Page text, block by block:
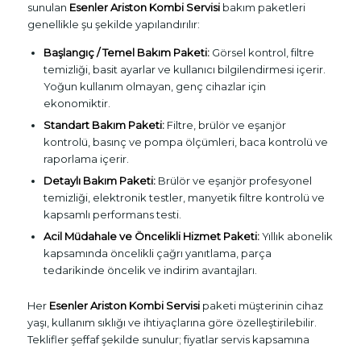
sunulan Esenler Ariston Kombi Servisibakım paketleri
genellikle şu şekilde yapılandırılır:
Başlangıç / Temel Bakım Paketi:Görsel kontrol, filtre
temizliği, basit ayarlar ve kullanıcı bilgilendirmesi içerir.
Yoğun kullanım olmayan, genç cihazlar için
ekonomiktir.
Standart Bakım Paketi:Filtre, brülör ve eşanjör
kontrolü, basınç ve pompa ölçümleri, baca kontrolü ve
raporlama içerir.
Detaylı Bakım Paketi:Brülör ve eşanjör profesyonel
temizliği, elektronik testler, manyetik filtre kontrolü ve
kapsamlı performans testi.
Acil Müdahale ve Öncelikli Hizmet Paketi:Yıllık abonelik
kapsamında öncelikli çağrı yanıtlama, parça
tedarikinde öncelik ve indirim avantajları.
Her Esenler Ariston Kombi Servisipaketi müşterinin cihaz
yaşı, kullanım sıklığı ve ihtiyaçlarına göre özelleştirilebilir.
Teklifler şeffaf şekilde sunulur; fiyatlar servis kapsamına